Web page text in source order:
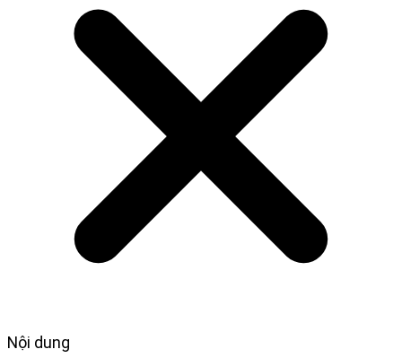
Nội dung